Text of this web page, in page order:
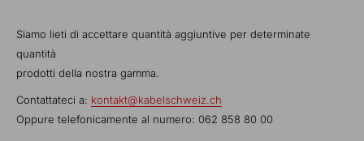
Siamo lieti di accettare quantità aggiuntive per determinate
quantità
prodotti della nostra gamma.
Contattateci a: kontakt@kabelschweiz.ch
Oppure telefonicamente al numero: 062 858 80 00